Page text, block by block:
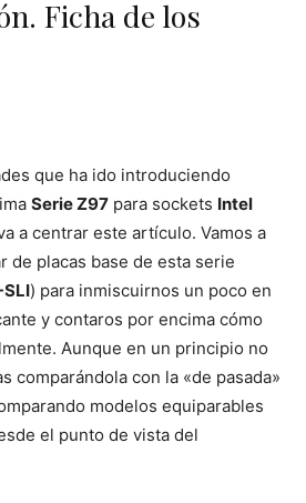
Ficha de los
que ha ido introduciendo
Serie Z97 para sockets Intel
a centrar este artículo. Vamos a
de placas base de esta serie
) para inmiscuirnos un poco en
y contaros por encima cómo
Aunque en un principio no
comparándola con la «de pasada»
modelos equiparables
el punto de vista del